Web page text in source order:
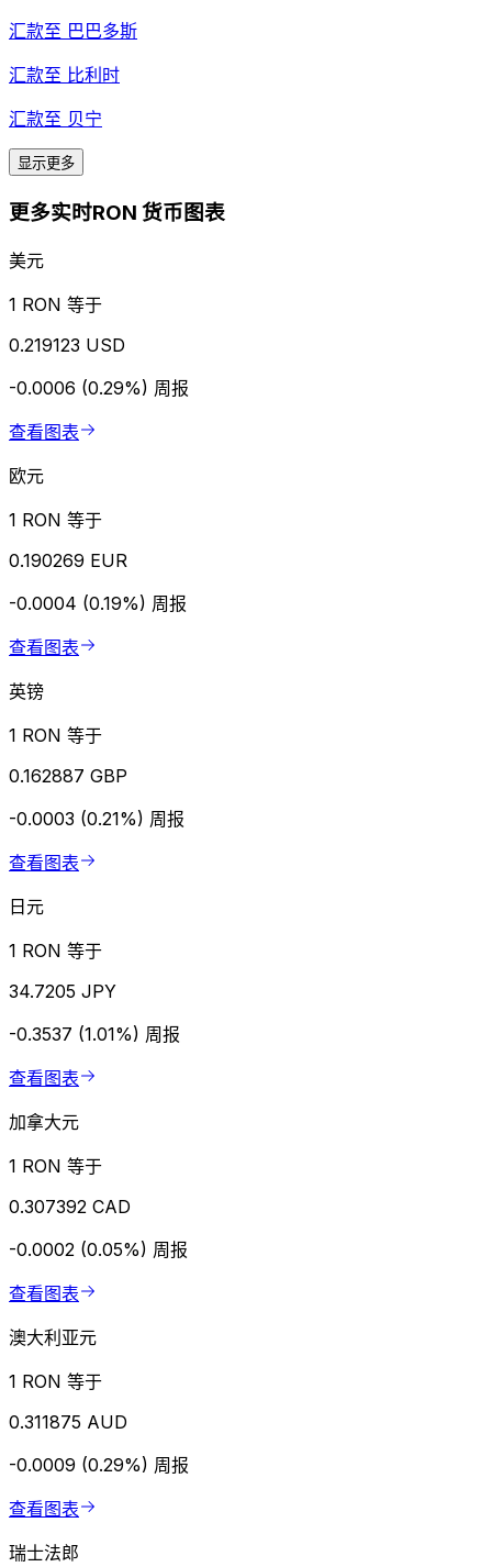
汇款至 巴巴多斯
汇款至 比利时
汇款至 贝宁
显示更多
更多实时RON 货币图表
美元
1 RON 等于
0.219123 USD
-0.0006 (0.29%) 周报
查看图表
欧元
1 RON 等于
0.190269 EUR
-0.0004 (0.19%) 周报
查看图表
英镑
1 RON 等于
0.162887 GBP
-0.0003 (0.21%) 周报
查看图表
日元
1 RON 等于
34.7205 JPY
-0.3537 (1.01%) 周报
查看图表
加拿大元
1 RON 等于
0.307392 CAD
-0.0002 (0.05%) 周报
查看图表
澳大利亚元
1 RON 等于
0.311875 AUD
-0.0009 (0.29%) 周报
查看图表
瑞士法郎